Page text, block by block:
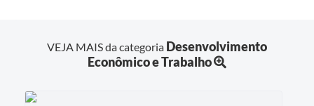
VEJA MAIS da categoria Desenvolvimento
Econômico e Trabalho